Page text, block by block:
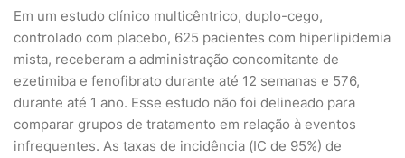
Em um estudo clínico multicêntrico, duplo-cego,
controlado com placebo, 625 pacientes com hiperlipidemia
mista, receberam a administração concomitante de
ezetimiba e fenofibrato durante até 12 semanas e 576,
durante até 1 ano. Esse estudo não foi delineado para
comparar grupos de tratamento em relação à eventos
infrequentes. As taxas de incidência (IC de 95%) de